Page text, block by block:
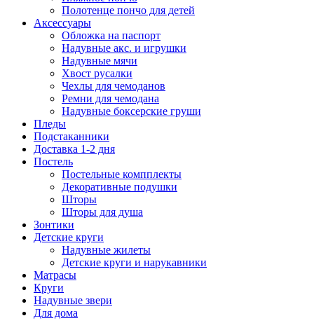
Полотенце пончо для детей
Аксессуары
Обложка на паспорт
Надувные акс. и игрушки
Надувные мячи
Хвост русалки
Чехлы для чемоданов
Ремни для чемодана
Надувные боксерские груши
Пледы
Подстаканники
Доставка 1-2 дня
Постель
Постельные компплекты
Декоративные подушки
Шторы
Шторы для душа
Зонтики
Детские круги
Надувные жилеты
Детские круги и нарукавники
Матрасы
Круги
Надувные звери
Для дома